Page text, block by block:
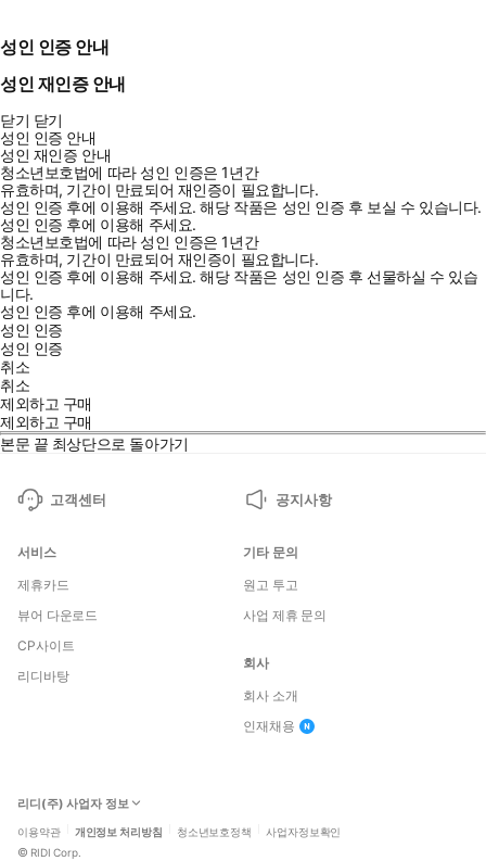
성인 인증 안내
성인 재인증 안내
닫기 닫기
성인 인증 안내
성인 재인증 안내
청소년보호법에 따라 성인 인증은 1년간
유효하며, 기간이 만료되어 재인증이 필요합니다.
성인 인증 후에 이용해 주세요.해당 작품은 성인 인증 후 보실 수 있습니다.
성인 인증 후에 이용해 주세요.
청소년보호법에 따라 성인 인증은 1년간
유효하며, 기간이 만료되어 재인증이 필요합니다.
성인 인증 후에 이용해 주세요.해당 작품은 성인 인증 후 선물하실 수 있습
니다.
성인 인증 후에 이용해 주세요.
성인 인증
성인 인증
취소
취소
제외하고 구매
제외하고 구매
본문 끝 최상단으로 돌아가기
고객센터 공지사항
서비스
제휴카드
뷰어 다운로드
CP사이트
리디바탕
기타 문의
원고 투고
사업 제휴 문의
회사
회사 소개
인재채용
리디(주) 사업자 정보
이용약관 개인정보 처리방침 청소년보호정책 사업자정보확인
© RIDI Corp.